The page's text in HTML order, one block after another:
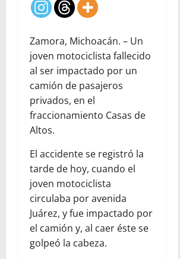
Zamora, Michoacán. – Un
joven motociclista fallecido
al ser impactado por un
camión de pasajeros
privados, en el
fraccionamiento Casas de
Altos.
El accidente se registró la
tarde de hoy, cuando el
joven motociclista
circulaba por avenida
Juárez, y fue impactado por
el camión y, al caer éste se
golpeó la cabeza.